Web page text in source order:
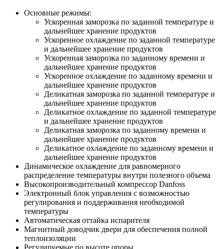
Основные режимы:
Ускоренная заморозка по заданной температуре и
дальнейшее хранение продуктов
Ускоренное охлаждение по заданной температуре
и дальнейшее хранение продуктов
Ускоренная заморозка по заданному времени и
дальнейшее хранение продуктов
Ускоренное охлаждение по заданному времени и
дальнейшее хранение продуктов
Деликатная заморозка по заданной температуре и
дальнейшее хранение продуктов
Деликатное охлаждение по заданной температуре
и дальнейшее хранение продуктов
Деликатная заморозка по заданному времени и
дальнейшее хранение продуктов
Деликатное охлаждение по заданному времени и
дальнейшее хранение продуктов
Динамическое охлаждение для равномерного
распределение температуры внутри полезного объема
Высокопроизводительный компрессор Danfoss
Электронный блок управления с возможностью
регулирования и поддерживания необходимой
температуры
Автоматическая оттайка испарителя
Магнитный доводчик двери для обеспечения полной
теплоизоляции
Регулируемые по высоте опоры